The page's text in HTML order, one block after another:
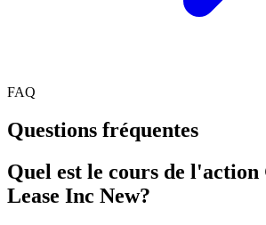
FAQ
Questions fréquentes
Quel est le cours de
Lease Inc New?